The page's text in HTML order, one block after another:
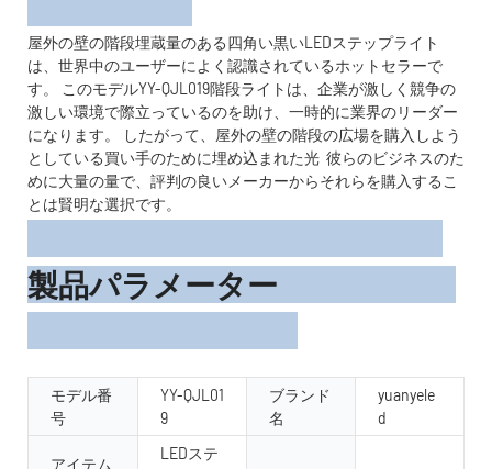
屋外の壁の階段埋蔵量のある四角い黒いLEDステップライト
は、世界中のユーザーによく認識されているホットセラーで
す。 このモデルYY-QJL019階段ライトは、企業が激しく競争の
激しい環境で際立っているのを助け、一時的に業界のリーダー
になります。 したがって、屋外の壁の階段の広場を購入しよう
としている買い手のために埋め込まれた光 彼らのビジネスのた
めに大量の量で、評判の良いメーカーからそれらを購入するこ
とは賢明な選択です。
製品パラメーター
モデル番
号
YY-QJL01
9
ブランド
名
yuanyele
d
アイテム
LEDステ